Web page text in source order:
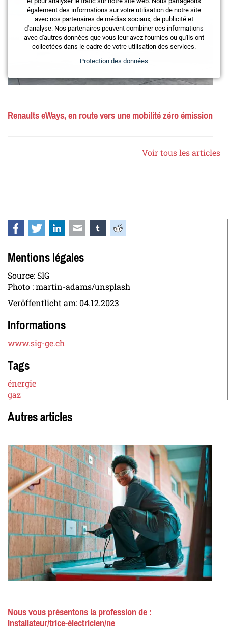
Renaults eWays, en route vers une mobilité zéro émission
Voir tous les articles
Facebook
TwitterLinkedInE-mail tumblrReddit
Mentions légales
Source: SIG
Photo : martin-adams/unsplash
Veröffentlicht am: 04.12.2023
Informations
www.sig-ge.ch
Tags
énergie
gaz
Autres articles
Nous vous présentons la profession de :
Installateur/trice-électricien/ne
également des informations sur votre utilisation de notre site
avec nos partenaires de médias sociaux, de publicité et
d'analyse. Nos partenaires peuvent combiner ces informations
avec d'autres données que vous leur avez fournies ou qu'ils ont
collectées dans le cadre de votre utilisation des services.
Protection des données